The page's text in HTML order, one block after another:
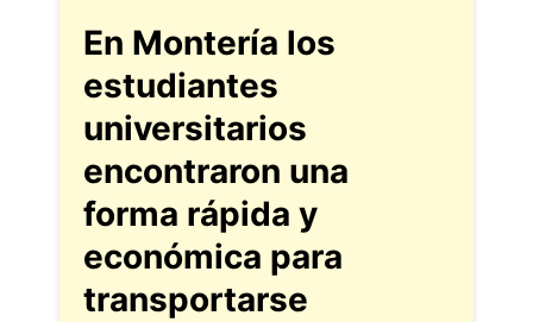
En Montería los
estudiantes
universitarios
encontraron una
forma rápida y
económica para
transportarse